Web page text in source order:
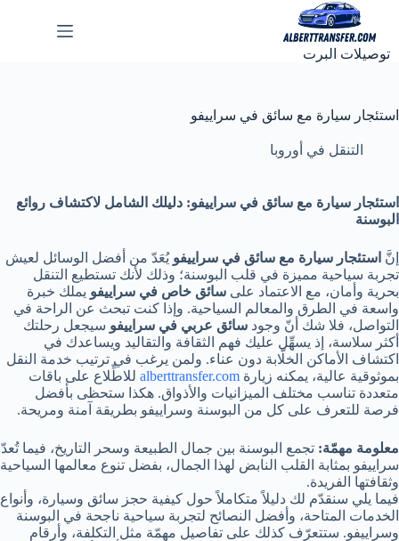
المحتوى
توصيلات البرت
استئجار سيارة مع سائق في سراييفو
التنقل في أوروبا
استئجار سيارة مع سائق في سراييفو: دليلك الشامل لاكتشاف روائع
البوسنة
إنَّ استئجار سيارة مع سائق في سراييفو يُعَدّ من أفضل الوسائل لعيش
تجربة سياحية مميزة في قلب البوسنة؛ وذلك لأنك تستطيع التنقل
بحرية وأمان، مع الاعتماد على سائق خاص في سراييفو يملك خبرة
واسعة في الطرق والمعالم السياحية. وإذا كنت تبحث عن الراحة في
التواصل، فلا شك أنّ وجود سائق عربي في سراييفو سيجعل رحلتك
أكثر سلاسة، إذ يسهِّل عليك فهم الثقافة والتقاليد ويساعدك في
اكتشاف الأماكن الخلّابة دون عناء. ولمن يرغب في ترتيب خدمة النقل
بموثوقية عالية، يمكنه زيارة alberttransfer.com للاطِّلاع على باقات
متعددة تناسب مختلف الميزانيات والأذواق. هكذا ستحظى بأفضل
فرصة للتعرف على كل من البوسنة وسراييفو بطريقة آمنة ومريحة.
معلومة مهمّة: تجمع البوسنة بين جمال الطبيعة وسحر التاريخ، فيما تُعدّ
سراييفو بمثابة القلب النابض لهذا الجمال، بفضل تنوع معالمها السياحية
وثقافتها الفريدة.
فيما يلي سنقدّم لك دليلاً متكاملاً حول كيفية حجز سائق وسيارة، وأنواع
الخدمات المتاحة، وأفضل النصائح لتجربة سياحية ناجحة في البوسنة
وسراييفو. ستتعرّف كذلك على تفاصيل مهمّة مثل التكلفة، وأرقام